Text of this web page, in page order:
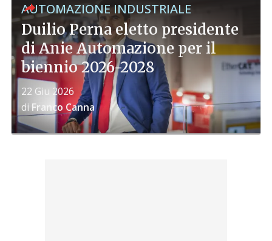
AUTOMAZIONE INDUSTRIALE
Duilio Perna eletto presidente
di Anie Automazione per il
biennio 2026-2028
22 Giu 2026
di Franco Canna